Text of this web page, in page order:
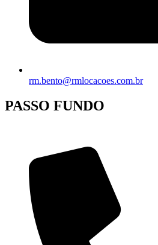
rm.bento@rmlocacoes.com.br
PASSO FUNDO